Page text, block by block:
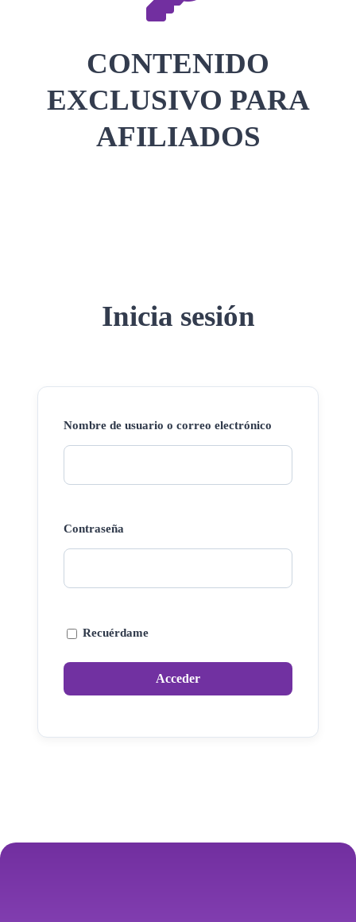
CONTENIDO
EXCLUSIVO PARA
AFILIADOS
Inicia sesión
Nombre de usuario o correo electrónico
Contraseña
Recuérdame